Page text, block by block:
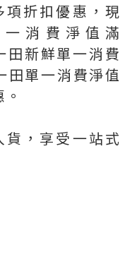
折扣優惠，現
消費淨值滿
新鮮單一消費
田單一消費淨值
，享受一站式